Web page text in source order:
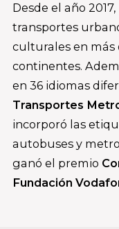
Desde el año 2017,
transportes
culturales en más
continentes.
en 36 idiomas
Transportes
incorporó las
autobuses y
ganó el premio
Fundación